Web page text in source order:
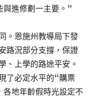
與進修劃一主要。”
。恩施州教導局下發
路況部分支撐，保證
、上學的路途平安。
了必定水平的“購票
地年齡假時光設定不